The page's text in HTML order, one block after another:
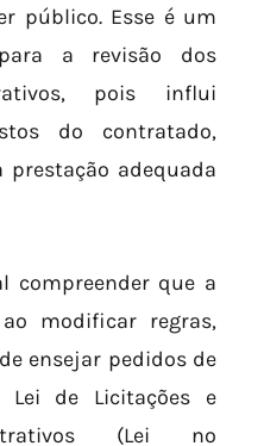
público. Esse é um
a revisão dos
pois influi
do contratado,
adequada
compreender que a
modificar regras,
ensejar pedidos de
Lei de Licitações e
(Lei nº